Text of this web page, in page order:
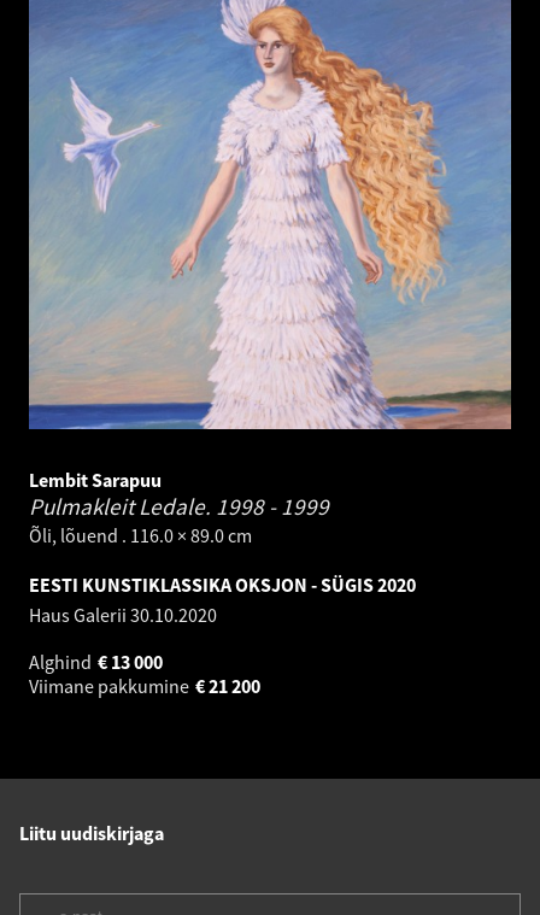
Lembit Sarapuu
Pulmakleit Ledale. 1998 - 1999
Õli, lõuend . 116.0 × 89.0 cm
EESTI KUNSTIKLASSIKA OKSJON - SÜGIS 2020
Haus Galerii 30.10.2020
Alghind
13 000
€
Viimane pakkumine
21 200
€
Liitu uudiskirjaga